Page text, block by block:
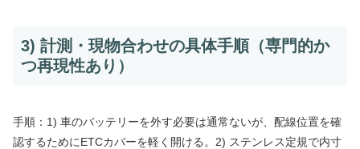
3) 計測・現物合わせの具体手順（専門的か
つ再現性あり）
手順：1) 車のバッテリーを外す必要は通常ないが、配線位置を確
認するためにETCカバーを軽く開ける。2) ステンレス定規で内寸